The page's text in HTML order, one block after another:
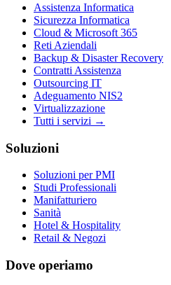
Assistenza Informatica
Sicurezza Informatica
Cloud & Microsoft 365
Reti Aziendali
Backup & Disaster Recovery
Contratti Assistenza
Outsourcing IT
Adeguamento NIS2
Virtualizzazione
Tutti i servizi →
Soluzioni
Soluzioni per PMI
Studi Professionali
Manifatturiero
Sanità
Hotel & Hospitality
Retail & Negozi
Dove operiamo